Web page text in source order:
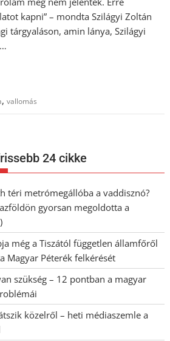
kapni” – mondta Szilágyi Zoltán
tárgyaláson, amin lánya, Szilágyi
,vallomás
24 cikke
téri metrómegállóba a vaddisznó?
gyorsan megoldotta a
még a Tiszától független államfőről
Magyar Péterék felkérését
szükség – 12 pontban a magyar
közelről – heti médiaszemle a